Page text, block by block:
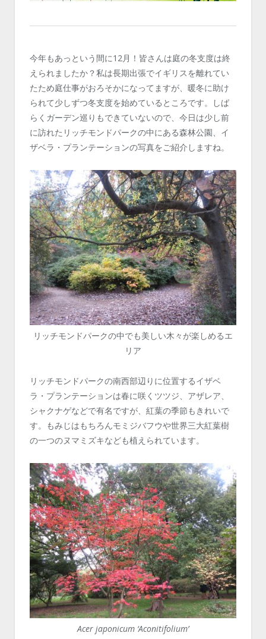
今年もあっという間に12月！皆さんは庭の冬支度は終
えられましたか？私は長期出張でイギリスを離れてい
たため庭仕事がおろそかになってますが、暖冬に助け
られて少しずつ冬支度を始めているところです。しば
らくガーデン巡りもできていないので、今日は少し前
に訪れたリッチモンドパークの中にある森林公園、イ
ザベラ・プランテーションの写真をご紹介しますね。
リッチモンドパークの中でも美しい木々が楽しめるエ
リア
リッチモンドパークの南西部辺りに位置するイザベ
ラ・プランテーションは春に咲くツツジ、アザレア、
シャクナゲなどで有名ですが、紅葉の季節もきれいで
す。もみじはもちろんモミジバフウや世界三大紅葉樹
の一つのヌマミズキなども植えられています。
Acer japonicum ‘Aconitifolium’